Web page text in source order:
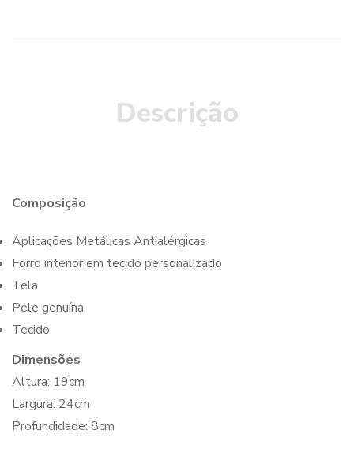
Descrição
Composição
Aplicações Metálicas Antialérgicas
Forro interior em tecido personalizado
Tela
Pele genuína
Tecido
Dimensões
Altura: 19cm
Largura: 24cm
Profundidade: 8cm